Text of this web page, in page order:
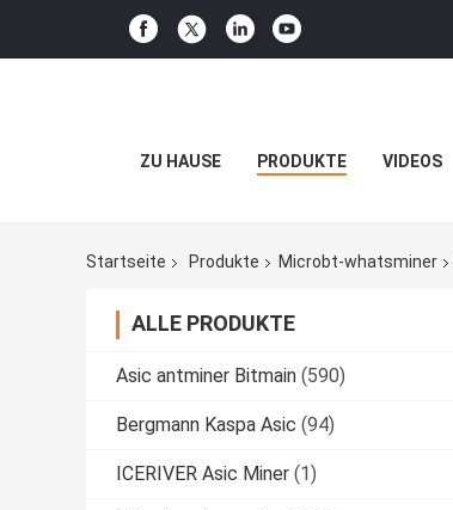
ZU HAUSE PRODUKTE VIDEOS
Startseite Produkte Microbt-whatsminer
ALLE PRODUKTE
Asic antminer Bitmain (590)
Bergmann Kaspa Asic (94)
ICERIVER Asic Miner (1)